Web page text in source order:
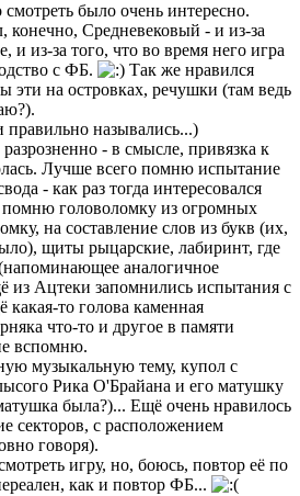
было очень интересно.
Средневековый - и из-за
и из-за того, что во время него игра
с ФБ.
Так же нравился
эти на островках, речушки (там ведь
назывались...)
- в смысле, привязка к
Лучше всего помню испытание
- как раз тогда интересовался
головоломку из огромных
на составление слов из букв (их,
щиты рыцарские, лабиринт, где
аналогичное
Ацтеки запомнились испытания с
то голова каменная
что-то и другое в памяти
вспомню.
музыкальную тему, купол с
Рика О'Брайана и его матушку
была?)... Ещё очень нравилось
секторов, с расположением
говоря).
игру, но, боюсь, повтор её по
как и повтор ФБ...